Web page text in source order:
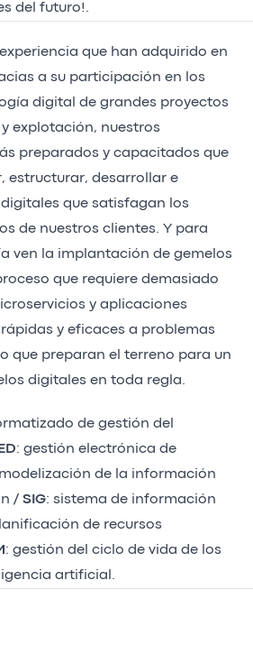
del futuro!.
que han adquirido en
a su participación en los
digital de grandes proyectos
explotación, nuestros
preparados y capacitados que
estructurar, desarrollar e
que satisfagan los
de nuestros clientes. Y para
ven la implantación de gemelos
que requiere demasiado
y aplicaciones
y eficaces a problemas
que preparan el terreno para un
digitales en toda regla.
de gestión del
: gestión electrónica de
de la información
/ SIG: sistema de información
de recursos
: gestión del ciclo de vida de los
artificial.